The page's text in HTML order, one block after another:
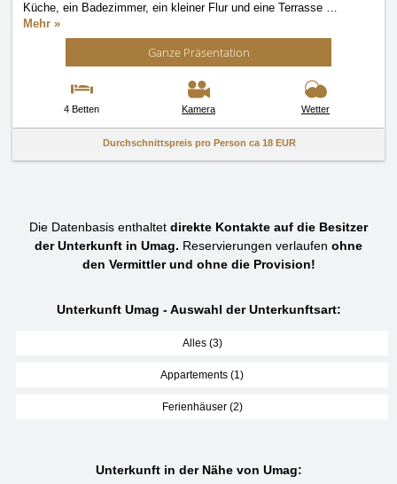
Küche, ein Badezimmer, ein kleiner Flur und eine Terrasse …
Mehr »
Ganze Präsentation
4 Betten Kamera Wetter
Durchschnittspreis pro Person ca 18 EUR
Die Datenbasis enthaltet direkte Kontakte auf die Besitzer
der Unterkunft in Umag. Reservierungen verlaufen ohne
den Vermittler und ohne die Provision!
Unterkunft Umag - Auswahl der Unterkunftsart:
Alles (3)
Appartements (1)
Ferienhäuser (2)
Unterkunft in der Nähe von Umag: